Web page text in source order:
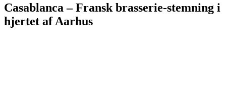
Casablanca – Fransk brasserie-stemning i
hjertet af Aarhus